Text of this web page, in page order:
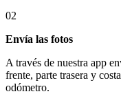
02
Envía las fotos
A través de nuestra app
frente, parte trasera y
odómetro.